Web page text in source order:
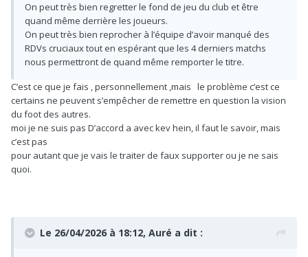
On peut très bien regretter le fond de jeu du club et être
quand même derrière les joueurs.
On peut très bien reprocher à l’équipe d’avoir manqué des
RDVs cruciaux tout en espérant que les 4 derniers matchs
nous permettront de quand même remporter le titre.
C’est ce que je fais , personnellement ,mais le problème c’est ce
certains ne peuvent s’empêcher de remettre en question la vision
du foot des autres.
moi je ne suis pas D’accord a avec kev hein, il faut le savoir, mais
c’est pas
pour autant que je vais le traiter de faux supporter ou je ne sais
quoi.
Le 26/04/2026 à 18:12, Auré a dit :